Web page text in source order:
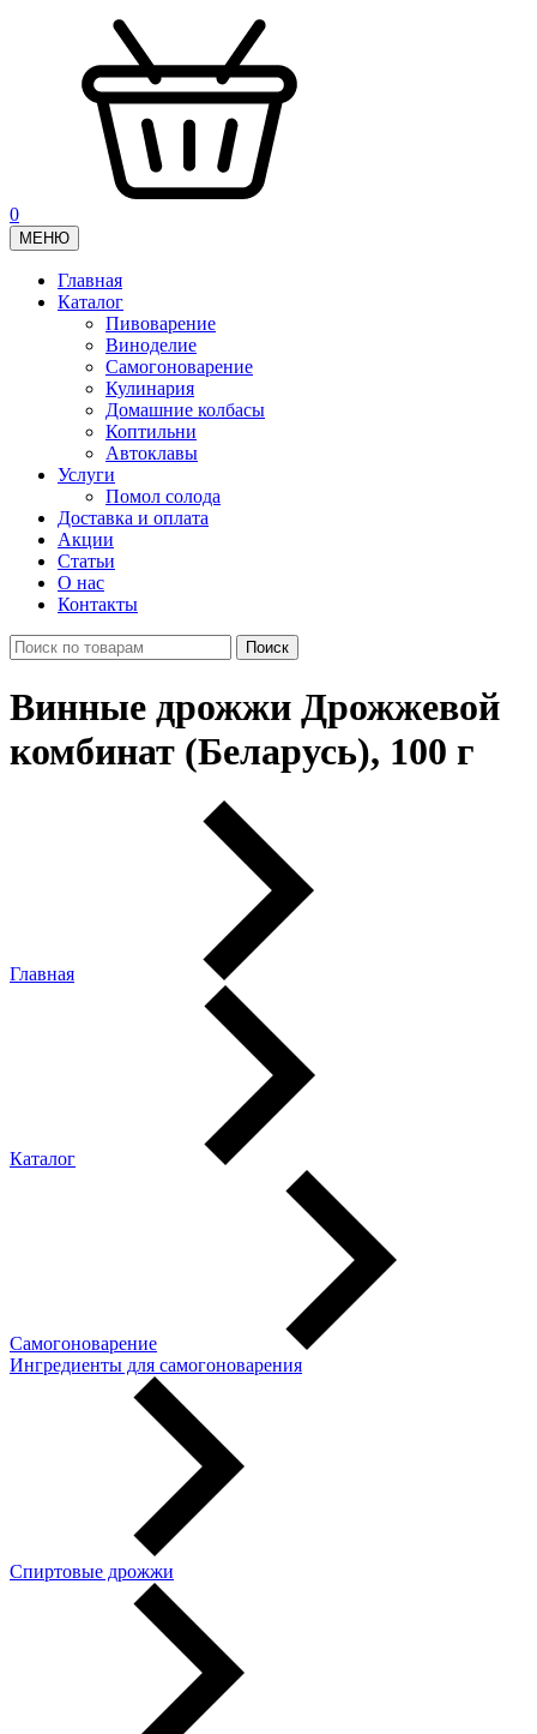
0
МЕНЮ
Главная
Каталог
Пивоварение
Виноделие
Самогоноварение
Кулинария
Домашние колбасы
Коптильни
Автоклавы
Услуги
Помол солода
Доставка и оплата
Акции
Статьи
О нас
Контакты
Винные дрожжи Дрожжевой
комбинат (Беларусь), 100 г
Главная
Каталог
Самогоноварение
Ингредиенты для самогоноварения
Спиртовые дрожжи